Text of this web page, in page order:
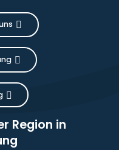
Region in